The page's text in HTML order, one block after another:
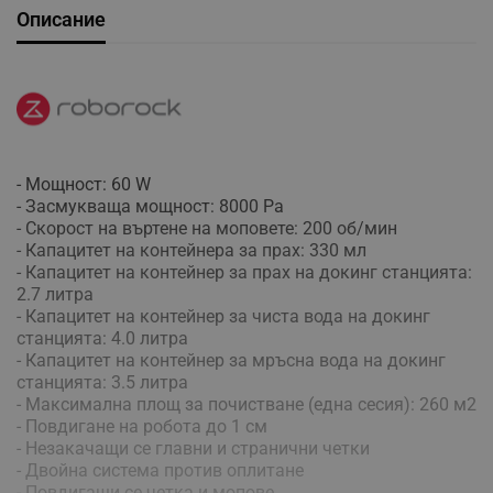
Описание
- Мощност: 60 W
- Засмукваща мощност: 8000 Pa
- Скорост на въртене на моповете: 200 об/мин
- Капацитет на контейнера за прах: 330 мл
- Капацитет на контейнер за прах на докинг станцията:
2.7 литра
- Капацитет на контейнер за чиста вода на докинг
станцията: 4.0 литра
- Капацитет на контейнер за мръсна вода на докинг
станцията: 3.5 литра
- Максимална площ за почистване (една сесия): 260 м2
- Повдигане на робота до 1 см
- Незакачащи се главни и странични четки
- Двойна система против оплитане